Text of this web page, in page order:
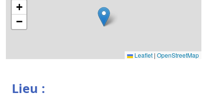
+
−
Leaflet | OpenStreetMap
Lieu :